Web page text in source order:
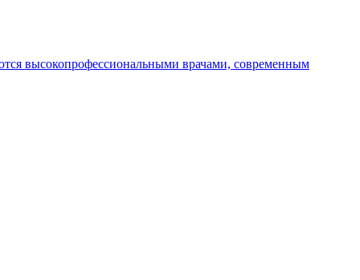
высокопрофессиональными врачами, современным